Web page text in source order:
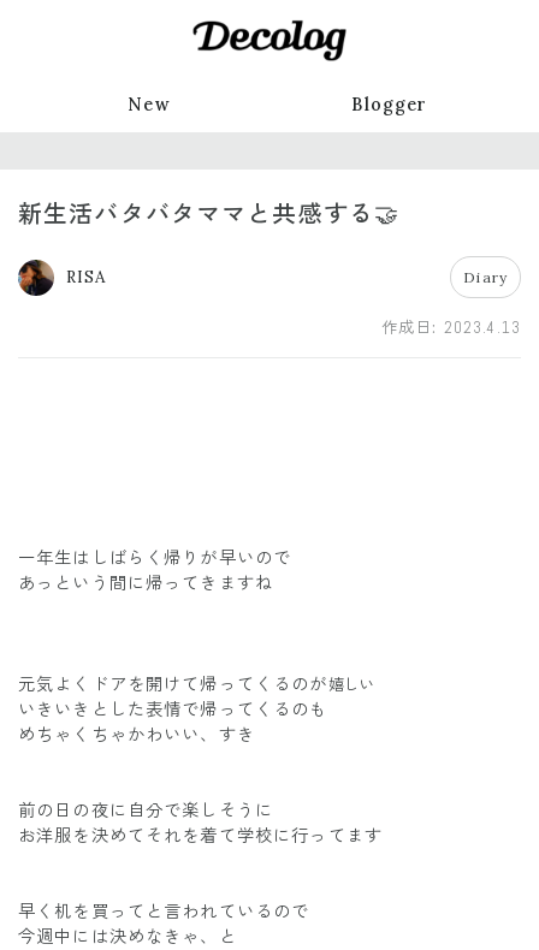
New Blogger
新生活バタバタママと共感する🤝
RISA Diary
作成日: 2023.4.13
一年生はしばらく帰りが早いので
あっという間に帰ってきますね
元気よくドアを開けて帰ってくるのが嬉しい
いきいきとした表情で帰ってくるのも
めちゃくちゃかわいい、すき
前の日の夜に自分で楽しそうに
お洋服を決めてそれを着て学校に行ってます
早く机を買ってと言われているので
今週中には決めなきゃ、と